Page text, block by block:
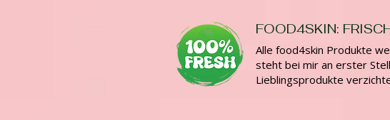
FOOD4SKIN:
​Alle food4skin Produkte
steht bei mir an erster
Lieblingsprodukte